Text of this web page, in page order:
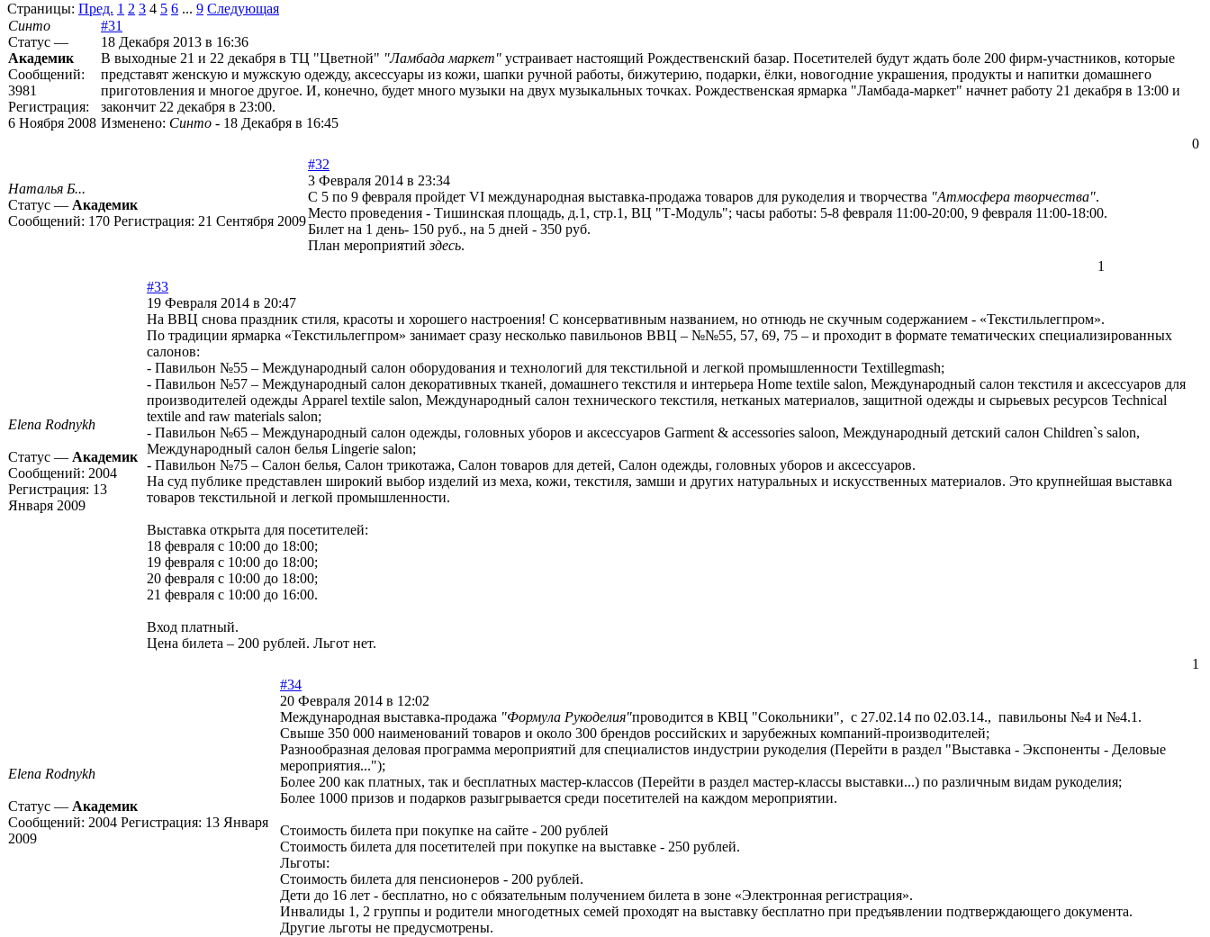
Страницы: Пред. 1 2 3 4 5 6 ... 9 Следующая
Синто
Статус —
Академик
Сообщений:
3981
Регистрация:
6 Ноября 2008
#31
18 Декабря 2013 в 16:36
В выходные 21 и 22 декабря в ТЦ "Цветной" "Ламбада маркет" устраивает настоящий Рождественский базар. Посетителей будут ждать боле 200 фирм-участников, которые
представят женскую и мужскую одежду, аксессуары из кожи, шапки ручной работы, бижутерию, подарки, ёлки, новогодние украшения, продукты и напитки домашнего
приготовления и многое другое. И, конечно, будет много музыки на двух музыкальных точках. Рождественская ярмарка "Ламбада-маркет" начнет работу 21 декабря в 13:00 и
закончит 22 декабря в 23:00.
Изменено: Синто - 18 Декабря в 16:45
0
Наталья Б...
Статус — Академик
Сообщений: 170 Регистрация: 21 Сентября 2009
#32
3 Февраля 2014 в 23:34
С 5 по 9 февраля пройдет VI международная выставка-продажа товаров для рукоделия и творчества "Атмосфера творчества".
Место проведения - Тишинская площадь, д.1, стр.1, ВЦ "Т-Модуль"; часы работы: 5-8 февраля 11:00-20:00, 9 февраля 11:00-18:00.
Билет на 1 день- 150 руб., на 5 дней - 350 руб.
План мероприятийздесь.
1
Elena Rodnykh
Статус — Академик
Сообщений: 2004
Регистрация: 13
Января 2009
#33
19 Февраля 2014 в 20:47
На ВВЦ снова праздник стиля, красоты и хорошего настроения! С консервативным названием, но отнюдь не скучным содержанием - «Текстильлегпром».
По традиции ярмарка «Текстильлегпром» занимает сразу несколько павильонов ВВЦ – №№55, 57, 69, 75 – и проходит в формате тематических специализированных
салонов:
- Павильон №55 – Международный салон оборудования и технологий для текстильной и легкой промышленности Textillegmash;
- Павильон №57 – Международный салон декоративных тканей, домашнего текстиля и интерьера Home textile salon, Международный салон текстиля и аксессуаров для
производителей одежды Apparel textile salon, Международный салон технического текстиля, нетканых материалов, защитной одежды и сырьевых ресурсов Technical
textile and raw materials salon;
- Павильон №65 – Международный салон одежды, головных уборов и аксессуаров Garment & accessories saloon, Международный детский салон Children`s salon,
Международный салон белья Lingerie salon;
- Павильон №75 – Салон белья, Салон трикотажа, Салон товаров для детей, Салон одежды, головных уборов и аксессуаров.
На суд публике представлен широкий выбор изделий из меха, кожи, текстиля, замши и других натуральных и искусственных материалов. Это крупнейшая выставка
товаров текстильной и легкой промышленности.
Выставка открыта для посетителей:
18 февраля с 10:00 до 18:00;
19 февраля с 10:00 до 18:00;
20 февраля с 10:00 до 18:00;
21 февраля с 10:00 до 16:00.
Вход платный.
Цена билета – 200 рублей. Льгот нет.
1
Elena Rodnykh
Статус — Академик
Сообщений: 2004 Регистрация: 13 Января
2009
#34
20 Февраля 2014 в 12:02
Международная выставка-продажа "Формула Рукоделия"проводится в КВЦ "Сокольники", с 27.02.14 по 02.03.14., павильоны №4 и №4.1.
Свыше 350 000 наименований товаров и около 300 брендов российских и зарубежных компаний-производителей;
Разнообразная деловая программа мероприятий для специалистов индустрии рукоделия (Перейти в раздел "Выставка - Экспоненты - Деловые
мероприятия...");
Более 200 как платных, так и бесплатных мастер-классов (Перейти в раздел мастер-классы выставки...) по различным видам рукоделия;
Более 1000 призов и подарков разыгрывается среди посетителей на каждом мероприятии.
Стоимость билета при покупке на сайте - 200 рублей
Стоимость билета для посетителей при покупке на выставке - 250 рублей.
Льготы:
Стоимость билета для пенсионеров - 200 рублей.
Дети до 16 лет - бесплатно, но с обязательным получением билета в зоне «Электронная регистрация».
Инвалиды 1, 2 группы и родители многодетных семей проходят на выставку бесплатно при предъявлении подтверждающего документа.
Другие льготы не предусмотрены.